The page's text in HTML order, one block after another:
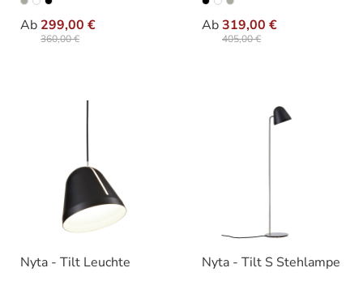
Ab 299,00 €
360,00 €
Ausführung Ab319,00 €
405,00 €
Ausführung
Nyta - Tilt Leuchte Nyta - Tilt S Stehlampe